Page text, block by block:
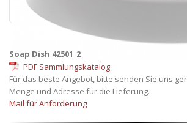
Soap Dish 42501_2
PDF Sammlungskatalog
Für das beste Angebot, bitte senden Sie uns
Menge und Adresse für die Lieferung.
Mail für Anforderung